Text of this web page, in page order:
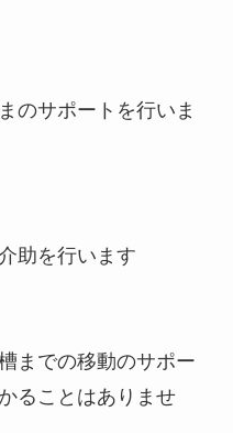
のサポートを行いま
助を行います
までの移動のサポー
ることはありませ